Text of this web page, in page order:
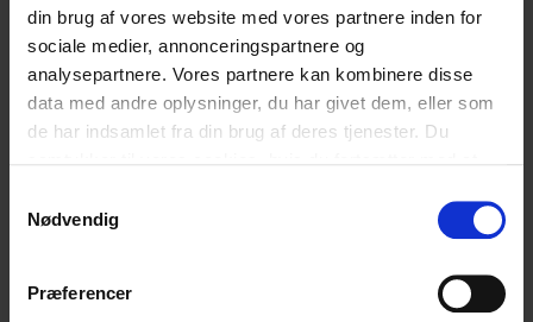
din brug af vores website med vores partnere inden for
sociale medier, annonceringspartnere og
analysepartnere. Vores partnere kan kombinere disse
data med andre oplysninger, du har givet dem, eller som
de har indsamlet fra din brug af deres tjenester. Du
Nødvendig
Præferencer
Den var god Ku’ være bedre